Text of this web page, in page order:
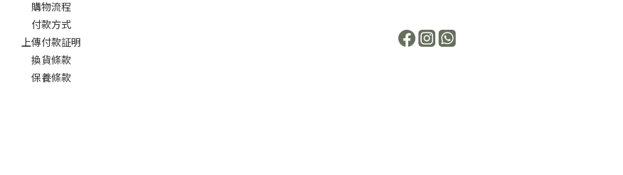
購物流程
付款方式
上傳付款証明
換貨條款
保養條款